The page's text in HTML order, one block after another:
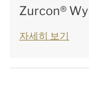
Zurcon®
자세히 보기